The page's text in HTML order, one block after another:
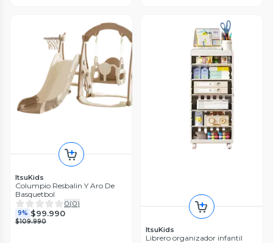
ItsuKids
Columpio Resbalin Y Aro De
Basquetbol
0(0)
9% $99.990
$109.990
ItsuKids
Librero organizador infantil